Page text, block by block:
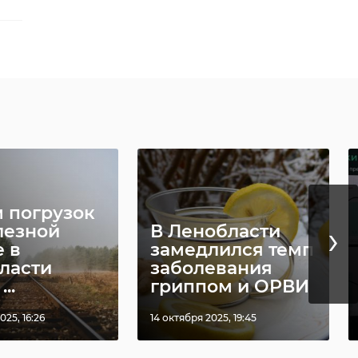
в
16:26
В Ленобласти
замедлился темп
заболевания
гриппом и ОРВИ
14 октября 2025, 19:45
›